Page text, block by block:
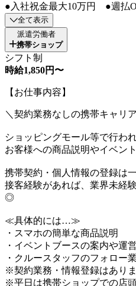
●入社祝金最大10万円 ●週払
全て表示
派遣労働者
携帯ショップ
シフト制
時給1,850円〜
【お仕事内容】
＼契約業務なしの携帯キャリ
ショッピングモール等で行わ
お客様への商品説明やイベン
携帯契約・個人情報の登録は
接客経験があれば、業界未経
◎
≪具体的には…≫
・スマホの簡単な商品説明
・イベントブースの案内や運
・クルースタッフのフォロー
※契約業務・情報登録はありま
※平日は携帯ショップでの店頭